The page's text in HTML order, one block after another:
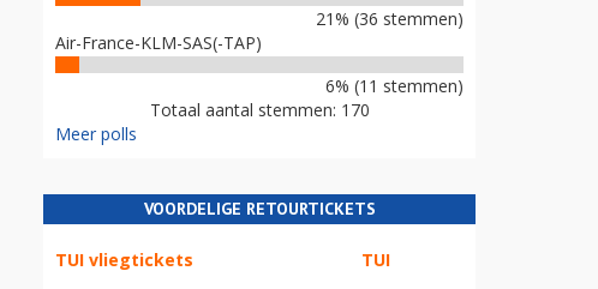
21% (36 stemmen)
Air-France-KLM-SAS(-TAP)
6% (11 stemmen)
Totaal aantal stemmen: 170
Meer polls
VOORDELIGE RETOURTICKETS
TUI vliegtickets TUI